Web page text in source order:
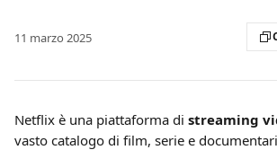
11 marzo 2025
Netflix è una piattaforma di streaming
vasto catalogo di film, serie e